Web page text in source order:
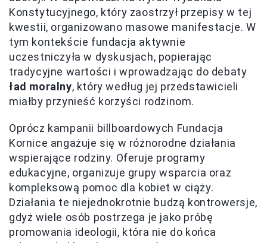
Konstytucyjnego, który zaostrzył przepisy w tej
kwestii, organizowano masowe manifestacje. W
tym kontekście fundacja aktywnie
uczestniczyła w dyskusjach, popierając
tradycyjne wartości i wprowadzając do debaty
ład moralny, który według jej przedstawicieli
miałby przynieść korzyści rodzinom.
Oprócz kampanii billboardowych Fundacja
Kornice angażuje się w różnorodne działania
wspierające rodziny. Oferuje programy
edukacyjne, organizuje grupy wsparcia oraz
kompleksową pomoc dla kobiet w ciąży.
Działania te niejednokrotnie budzą kontrowersje,
gdyż wiele osób postrzega je jako próbę
promowania ideologii, która nie do końca